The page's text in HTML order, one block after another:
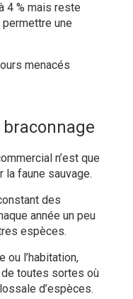
4 % mais reste
une
menacés
n’est que
la faune sauvage.
des
année un peu
espèces.
ou l’habitation,
toutes sortes où
d’espèces.